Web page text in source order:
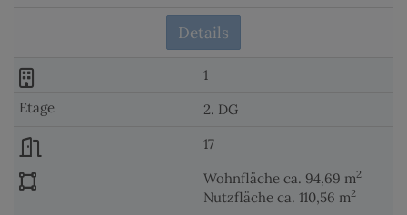
Details
1
2. DG
17
Wohnfläche ca. 94,69 m2
Nutzfläche ca. 110,56 m2